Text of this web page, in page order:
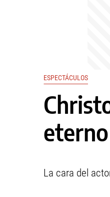
ESPECTÁCULOS
La cara del